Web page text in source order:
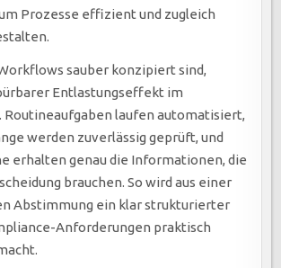
Prozesse effizient und zugleich
sauber konzipiert sind,
Entlastungseffekt im
Routineaufgaben laufen automatisiert,
werden zuverlässig geprüft, und
erhalten genau die Informationen, die
brauchen. So wird aus einer
Abstimmung ein klar strukturierter
Anforderungen praktisch